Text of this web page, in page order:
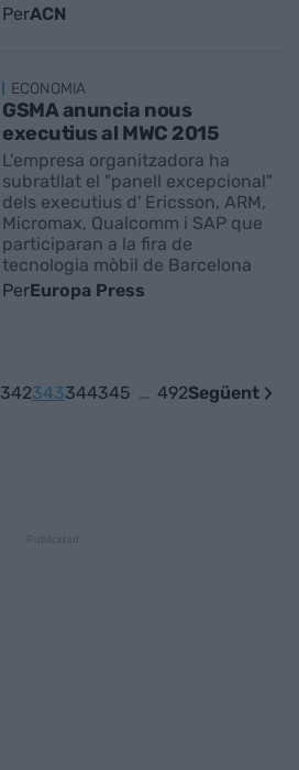
PerACN
ECONOMIA
GSMA anuncia nous
executius al MWC 2015
L'empresa organitzadora ha
subratllat el "panell excepcional"
dels executius d' Ericsson, ARM,
Micromax, Qualcomm i SAP que
participaran a la fira de
tecnologia mòbil de Barcelona
PerEuropa Press
342343344345 … 492Següent